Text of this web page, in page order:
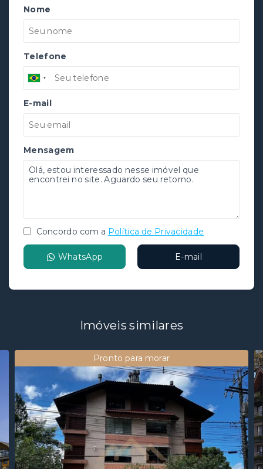
Nome
Telefone
E-mail
Mensagem
Concordo com a Política de Privacidade
WhatsApp E-mail
Imóveis similares
Pronto para morar